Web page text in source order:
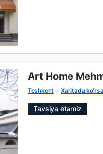
Art Home
Toshkent Xaritada
Tavsiya etamiz